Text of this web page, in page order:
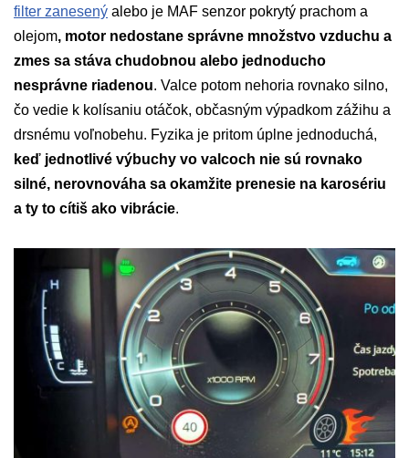
filter zanesený alebo je MAF senzor pokrytý prachom a
olejom, motor nedostane správne množstvo vzduchu a
zmes sa stáva chudobnou alebo jednoducho
nesprávne riadenou. Valce potom nehoria rovnako silno,
čo vedie k kolísaniu otáčok, občasným výpadkom zážihu a
drsnému voľnobehu. Fyzika je pritom úplne jednoduchá,
keď jednotlivé výbuchy vo valcoch nie sú rovnako
silné, nerovnováha sa okamžite prenesie na karosériu
a ty to cítiš ako vibrácie.